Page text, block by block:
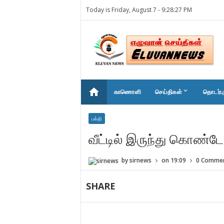
Today is Friday, August 7 - 9:28:27 PM
home காணொளி செய்திகள் keyboard_arrow_down
பக்தி
வீட்டில் இருந்து கொண்டே
bysirnews on 19:09 0
SHARE